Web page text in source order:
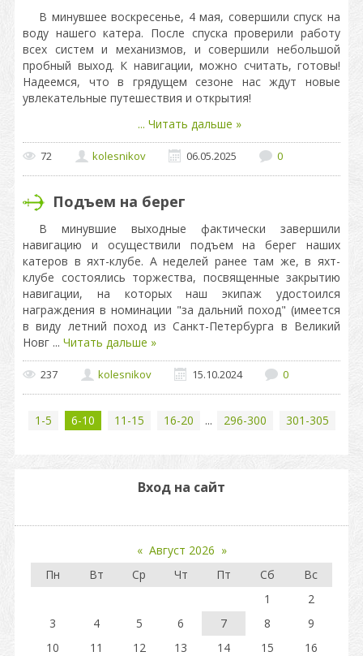
В минувшее воскресенье, 4 мая, совершили спуск на
воду нашего катера. После спуска проверили работу
всех систем и механизмов, и совершили небольшой
пробный выход. К навигации, можно считать, готовы!
Надеемся, что в грядущем сезоне нас ждут новые
увлекательные путешествия и открытия!
... Читать дальше »
72 kolesnikov 06.05.2025 0
Подъем на берег
В минувшие выходные фактически завершили
навигацию и осуществили подъем на берег наших
катеров в яхт-клубе. А неделей ранее там же, в яхт-
клубе состоялись торжества, посвященные закрытию
навигации, на которых наш экипаж удостоился
награждения в номинации "за дальний поход" (имеется
в виду летний поход из Санкт-Петербурга в Великий
Новг ... Читать дальше »
237 kolesnikov 15.10.2024 0
1-5 6-10 11-15 16-20 ... 296-300 301-305
Вход на сайт
« Август 2026 »
Пн
Вт Ср Чт Пт Сб
Вс
1
2
3
4 5 6 7 8
9
10
11 12 13 14 15 16